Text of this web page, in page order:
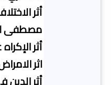
أثر
مصطفى
أثر
اثر
أثر